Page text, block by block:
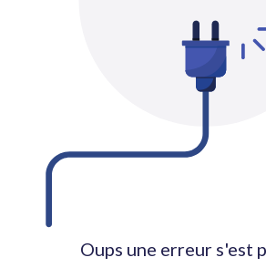
Oups une erreur s'est